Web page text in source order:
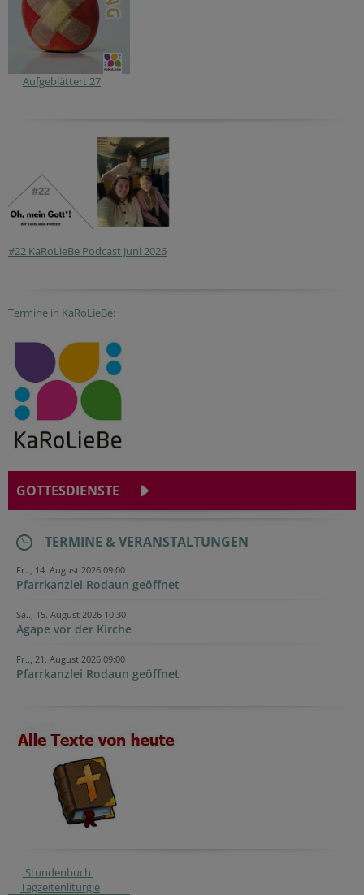
Aufgeblättert 27
#22 KaRoLieBe Podcast Juni 2026
Termine in KaRoLieBe:
GOTTESDIENSTE
TERMINE & VERANSTALTUNGEN
Fr.., 14. August 2026 09:00
Pfarrkanzlei Rodaun geöffnet
Sa.., 15. August 2026 10:30
Agape vor der Kirche
Fr.., 21. August 2026 09:00
Pfarrkanzlei Rodaun geöffnet
Stundenbuch
Tagzeitenliturgie